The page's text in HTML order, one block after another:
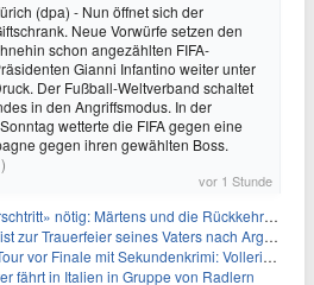
(dpa) - Nun öffnet sich der
Neue Vorwürfe setzen den
schon angezählten FIFA-
Gianni Infantino weiter unter
Der Fußball-Weltverband schaltet
in den Angriffsmodus. In der
wetterte die FIFA gegen eine
gegen ihren gewählten Boss.
vor 1 Stunde
nötig: Märtens und die Rückkehr nach Paris
zur Trauerfeier seines Vaters nach Argentinien
vor Finale mit Sekundenkrimi: Vollering in Gelb
fährt in Italien in Gruppe von Radlern